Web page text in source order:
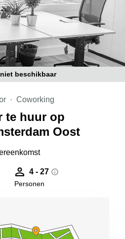
beschikbaar
Coworking
te huur op
Oost
4 - 27
Personen